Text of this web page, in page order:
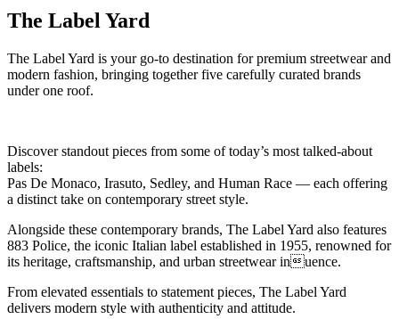
The Label Yard
The Label Yard is your go-to destination for premium streetwear and
modern fashion, bringing together five carefully curated brands
under one roof.
Discover standout pieces from some of today’s most talked-about
labels:
Pas De Monaco, Irasuto, Sedley, and Human Race — each offering
a distinct take on contemporary street style.
Alongside these contemporary brands, The Label Yard also features
883 Police, the iconic Italian label established in 1955, renowned for
its heritage, craftsmanship, and urban streetwear inuence.
From elevated essentials to statement pieces, The Label Yard
delivers modern style with authenticity and attitude.